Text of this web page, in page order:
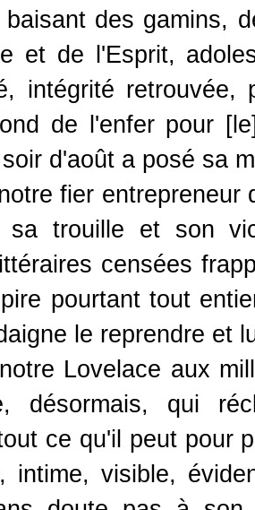
des gamins,
et de l'Esprit,
intégrité retrouvée,
de l'enfer pour
d'août a posé sa
fier
sa trouille et son
censées
pourtant tout
le reprendre et
Lovelace aux
désormais, qui
ce qu'il peut pour
intime, visible,